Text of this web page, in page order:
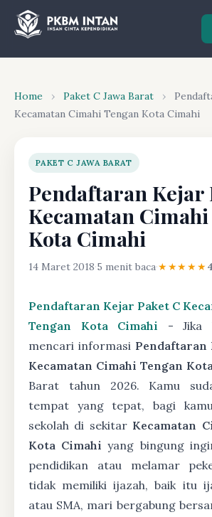
Home › Paket C Jawa Barat ›
Kecamatan Cimahi Tengan Kota Cimahi
PAKET C JAWA BARAT
Pendaftaran Kejar
Kecamatan
Kota Cimahi
14 Maret 2018·5 menit baca·★★★★★
Pendaftaran Kejar Paket C
Tengan Kota Cimahi - Jika
mencari informasi Pendaftaran
Kecamatan Cimahi Tengan
Barat tahun 2026. Kamu
tempat yang tepat, bagi
sekolah di sekitar Kecamatan
Kota Cimahi yang bingung
pendidikan atau melamar
tidak memiliki ijazah, baik itu
atau SMA, mari bergabung